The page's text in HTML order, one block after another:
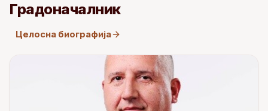
Градоначалник
Целосна биографија